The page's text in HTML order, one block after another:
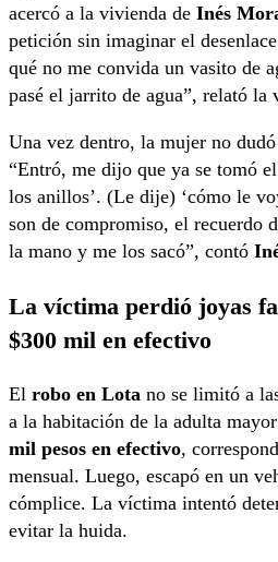
acercó a la vivienda de Inés
petición sin imaginar el
qué no me convida un vasito de
pasé el jarrito de agua”, relató la
Una vez dentro, la mujer no
“Entró, me dijo que ya se tomó
los anillos’. (Le dije) ‘cómo le
son de compromiso, el recuerdo
la mano y me los sacó”, contó
La víctima perdió joyas
$300 mil en efectivo
El robo en Lota no se limitó a
a la habitación de la adulta
mil pesos en efectivo,
mensual. Luego, escapó en un
cómplice. La víctima intentó
evitar la huida.